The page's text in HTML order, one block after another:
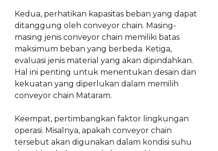
Kedua, perhatikan kapasitas beban yang dapat
ditanggung oleh conveyor chain. Masing-
masing jenis conveyor chain memiliki batas
maksimum beban yang berbeda. Ketiga,
evaluasi jenis material yang akan dipindahkan.
Hal ini penting untuk menentukan desain dan
kekuatan yang diperlukan dalam memilih
conveyor chain Mataram.
Keempat, pertimbangkan faktor lingkungan
operasi. Misalnya, apakah conveyor chain
tersebut akan digunakan dalam kondisi suhu